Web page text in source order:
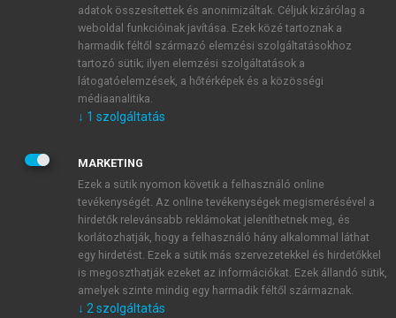
E-MAIL-CÍM
JELSZÓ
JELSZÓ ÚJRA
Kérek értesítést a MeRSZ újdonságairól, akcióiról.
Kérek értesítést az Akadémiai Kiadó Zrt. újdonságairól,
adatok összesítettek és anonimizáltak. Céljuk kizárólag a
weboldal funkcióinak javítása. Ezek közé tartoznak a
harmadik féltől származó elemzési szolgáltatásokhoz
tartozó sütik; ilyen elemzési szolgáltatások a
látogatóelemzések, a hőtérképek és a közösségi
médiaanalitika.
↓ 1 szolgáltatás
MARKETING
Ezek a sütik nyomon követik a felhasználó online
tevékenységét. Az online tevékenységek megismerésével a
hirdetők relevánsabb reklámokat jeleníthetnek meg, és
korlátozhatják, hogy a felhasználó hány alkalommal láthat
egy hirdetést. Ezek a sütik más szervezetekkel és hirdetőkkel
is megoszthatják ezeket az információkat. Ezek állandó sütik,
amelyek szinte mindig egy harmadik féltől származnak.
↓ 2 szolgáltatás